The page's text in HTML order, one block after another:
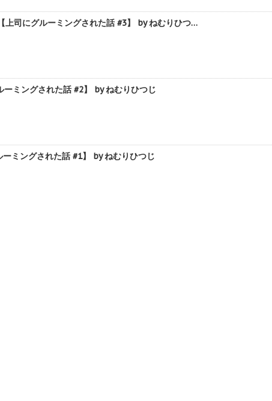
上司にグルーミングされた話 #3】 by ねむりひつ…
ーミングされた話 #2】 by ねむりひつじ
ミングされた話 #1】 by ねむりひつじ